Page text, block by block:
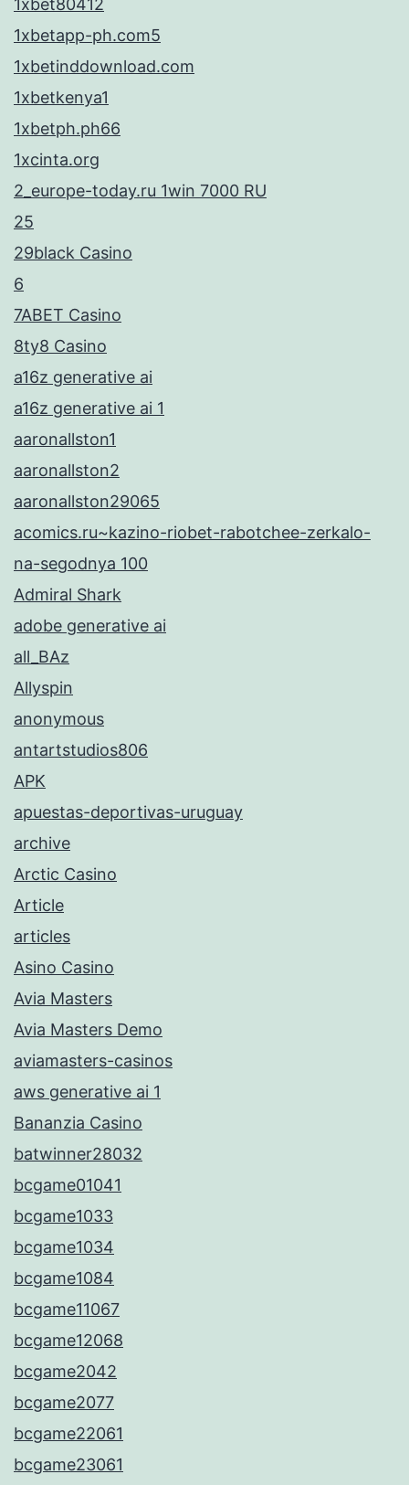
1xbet80412
1xbetapp-ph.com5
1xbetinddownload.com
1xbetkenya1
1xbetph.ph66
1xcinta.org
2_europe-today.ru 1win 7000 RU
25
29black Casino
6
7ABET Casino
8ty8 Casino
a16z generative ai
a16z generative ai 1
aaronallston1
aaronallston2
aaronallston29065
acomics.ru~kazino-riobet-rabotchee-zerkalo-
na-segodnya 100
Admiral Shark
adobe generative ai
all_BAz
Allyspin
anonymous
antartstudios806
APK
apuestas-deportivas-uruguay
archive
Arctic Casino
Article
articles
Asino Casino
Avia Masters
Avia Masters Demo
aviamasters-casinos
aws generative ai 1
Bananzia Casino
batwinner28032
bcgame01041
bcgame1033
bcgame1034
bcgame1084
bcgame11067
bcgame12068
bcgame2042
bcgame2077
bcgame22061
bcgame23061